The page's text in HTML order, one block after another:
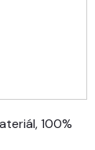
100%